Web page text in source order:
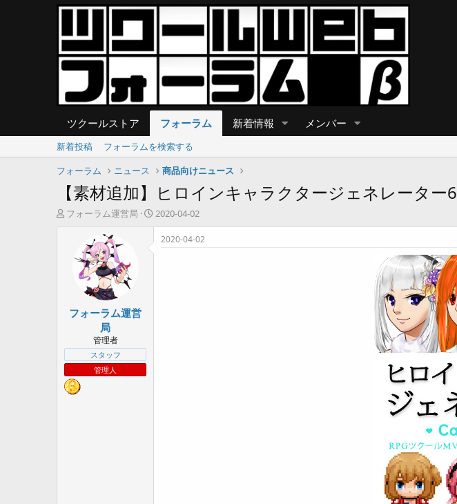
ツクールストア フォーラム 新着情報 メンバー
新着投稿
フォーラムを検索する
フォーラム
ニュース 商品向けニュース
【素材追加】ヒロインキャラクタージェネレーター6
T
a
e
r
フォーラム運営局
開
始
日
2020-04-02
フォーラム運営
局
管理者
スタッフ
管理人
2020-04-02